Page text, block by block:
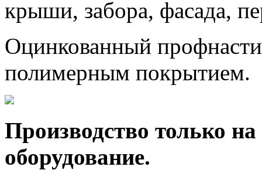
крыши, забора, фасада,
Оцинкованный
полимерным покрытием.
Производство только
оборудование.